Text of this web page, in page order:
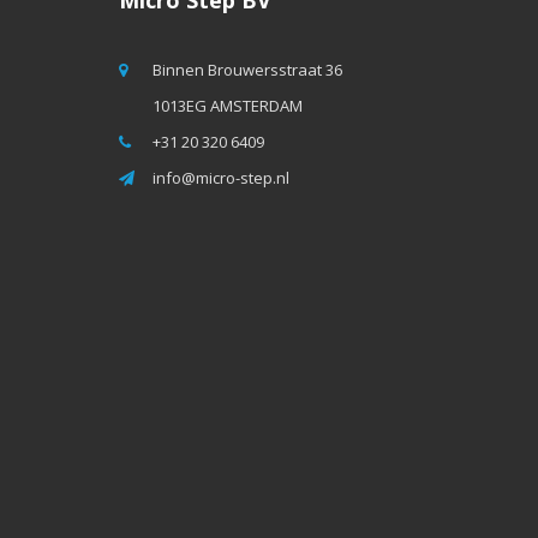
Binnen Brouwersstraat 36
1013EG AMSTERDAM
+31 20 320 6409
info@micro-step.nl